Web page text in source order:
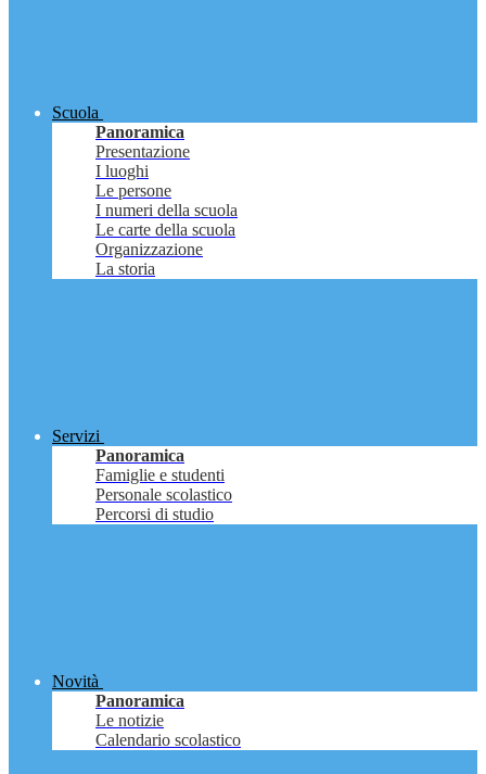
Scuola
Panoramica
Presentazione
I luoghi
Le persone
I numeri della scuola
Le carte della scuola
Organizzazione
La storia
Servizi
Panoramica
Famiglie e studenti
Personale scolastico
Percorsi di studio
Novità
Panoramica
Le notizie
Calendario scolastico